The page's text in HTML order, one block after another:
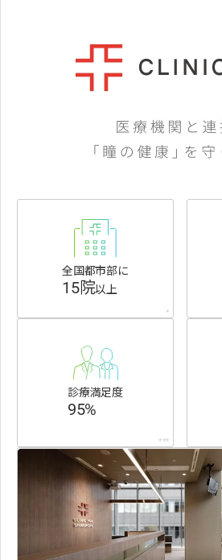
全国都市部に
15院以上
*
診療満足度
95%
***